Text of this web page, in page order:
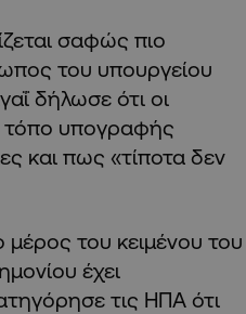
σαφώς πιο
του υπουργείου
δήλωσε ότι οι
τόπο υπογραφής
και πως «τίποτα δεν
του κειμένου του
έχει
τις ΗΠΑ ότι